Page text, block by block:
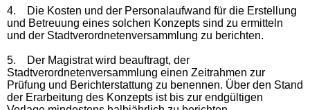
4.
Die Kosten und der Personalaufwand für die Erstellung
und Betreuung eines solchen Konzepts sind zu ermitteln
und der Stadtverordnetenversammlung zu berichten.
5.
Der Magistrat wird beauftragt, der
Stadtverordnetenversammlung einen Zeitrahmen zur
Prüfung und Berichterstattung zu benennen. Über den Stand
der Erarbeitung des Konzepts ist bis zur endgültigen